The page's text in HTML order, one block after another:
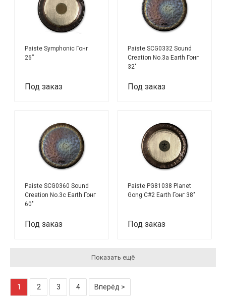
Paiste Symphonic Гонг
26”
Под заказ
Paiste SCG0332 Sound
Creation No.3a Earth Гонг
32"
Под заказ
Paiste SCG0360 Sound
Creation No.3c Earth Гонг
60"
Под заказ
Paiste PG81038 Planet
Gong C#2 Earth Гонг 38"
Под заказ
Показать ещё
1 2 3 4 Вперёд >